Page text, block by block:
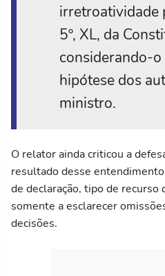
irretroatividade
5º, XL, da
considerando-
hipótese dos
ministro.
O relator ainda criticou a
resultado desse
de declaração, tipo de
somente a esclarecer
decisões.